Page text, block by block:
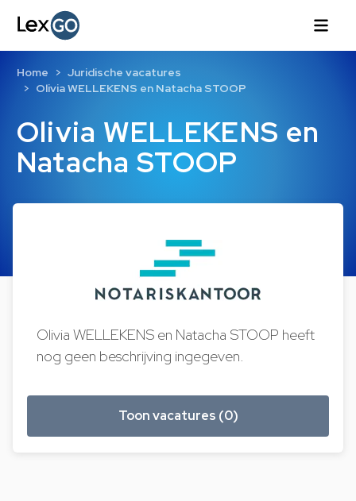
Olivia WELLEKENS en
Natacha STOOP
Home
Juridische vacatures
Olivia WELLEKENS en Natacha STOOP
Olivia WELLEKENS en Natacha STOOP heeft
nog geen beschrijving ingegeven.
Toon vacatures (0)